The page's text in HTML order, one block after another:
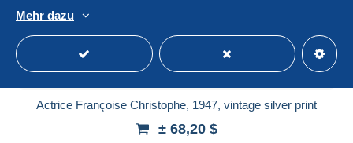
Kostenloser Versand
Actrice Françoise Christophe, 1947, vintage silver print
± 68,20 $
Mehr dazu